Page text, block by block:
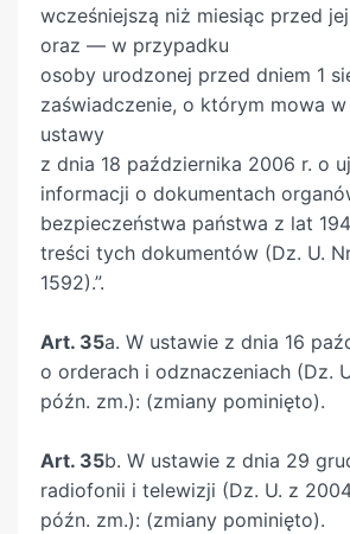
wcześniejszą niż miesiąc przed jej
oraz — w przypadku
osoby urodzonej przed dniem 1
zaświadczenie, o którym mowa w
ustawy
z dnia 18 października 2006 r. o
informacji o dokumentach
bezpieczeństwa państwa z lat
treści tych dokumentów (Dz. U.
1592).”.
Art. 35a. W ustawie z dnia 16
o orderach i odznaczeniach (Dz.
późn. zm.): (zmiany pominięto).
Art. 35b. W ustawie z dnia 29
radiofonii i telewizji (Dz. U. z
późn. zm.): (zmiany pominięto).